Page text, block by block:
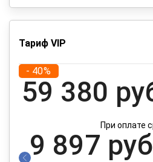
Тариф VIP
- 40%
59 380
При оплате
9 897